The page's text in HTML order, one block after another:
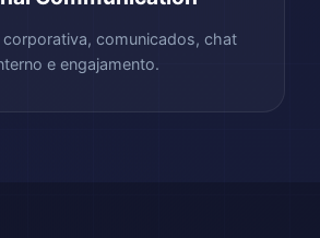
corporativa, comunicados, chat
e engajamento.